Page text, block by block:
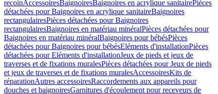
recoinAccessoiresBaignoiresBaignoires en acrylique sanitairePièces
détachées pour Baignoires en acrylique sanitaireBaignoires
rectangulairesPièces détachées pour Baignoires
rectangulairesBaignoires en matériau minéralPièces détachées pour
Baignoires en matériau minéralBaignoires pour bébésPièces
détachées pour Baignoires pour bébésEléments d'installationPièces
détachées pour Eléments d'installationJeux de pieds et jeux de
traverses et de fixations muralesPièces détachées pour Jeux de pieds
et jeux de traverses et de fixations muralesAccessoiresKits de
réparationAutres accessoiresRaccordements aux appareils pour
douches et baignoiresGarnitures d'écoulement pour receveurs de